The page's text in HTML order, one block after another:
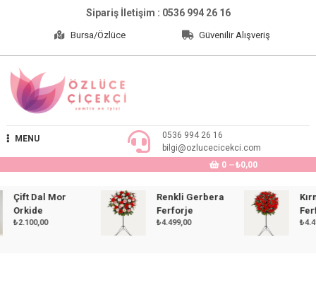
Sipariş İletişim : 0536 994 26 16
Bursa/Özlüce Güvenilir Alışveriş
Özlüce Çiçekçi
MENU
0536 994 26 16
bilgi@ozlucecicekci.com
0
₺0,00
Dal Mor
2.100,00
Renkli Gerbera
Ferforje
4.499,00